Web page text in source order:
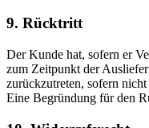
9. Rücktritt
Der Kunde hat, sofern er
zum Zeitpunkt der
zurückzutreten, sofern
Eine Begründung für den